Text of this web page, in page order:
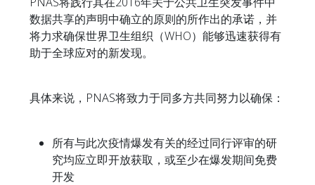
数据共享的声明中确立的原则的所作出的承诺，并
将力求确保世界卫生组织（WHO）能够迅速获得有
助于全球应对的新发现。
具体来说，PNAS将致力于同多方共同努力以确保：
所有与此次疫情爆发有关的经过同行评审的研
究均应立即开放获取，或至少在爆发期间免费
开发